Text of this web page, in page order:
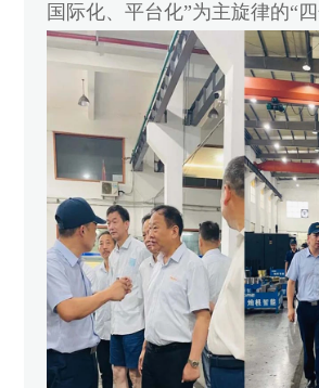
国际化、平台化”为主旋律的“四